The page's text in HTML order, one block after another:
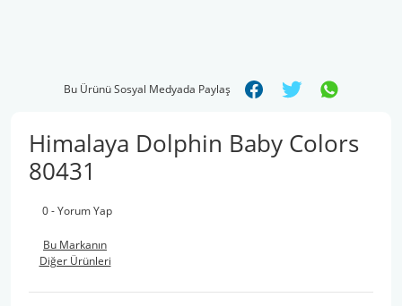
Bu Ürünü Sosyal Medyada Paylaş
Himalaya Dolphin Baby Colors
80431
0 - Yorum Yap
Bu Markanın
Diğer Ürünleri